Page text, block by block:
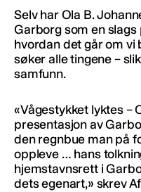
Selv har Ola B.
Garborg som en
hvordan det går om vi
søker alle tingene –
samfunn.
«Vågestykket lyktes –
presentasjon av
den regnbue man på
oppleve … hans
hjemstavnsrett i
dets egenart,» skrev